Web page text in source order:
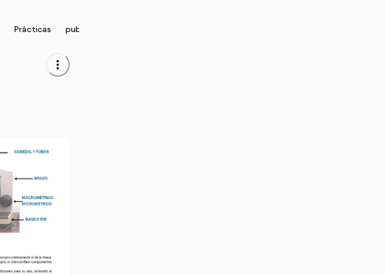
Prácticas publication
more_vert